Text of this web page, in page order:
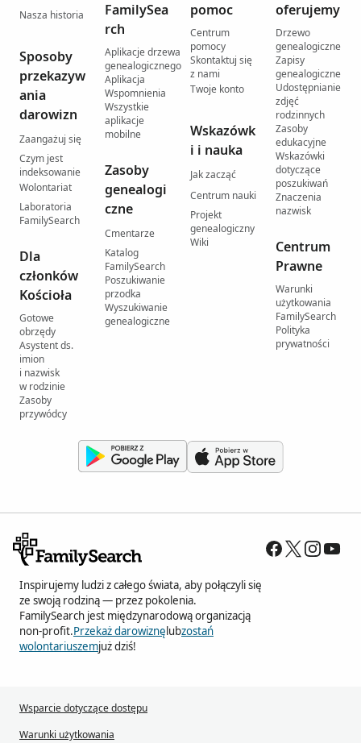
Nasza historia
Sposoby
przekazyw
ania
darowizn
Zaangażuj się
Czym jest
indeksowanie
Wolontariat
Laboratoria
FamilySearch
Dla
członków
Kościoła
Gotowe
obrzędy
Asystent ds.
imion
i nazwisk
w rodzinie
Zasoby
przywódcy
FamilySea
rch
Aplikacje drzewa
genealogicznego
Aplikacja
Wspomnienia
Wszystkie
aplikacje
mobilne
Zasoby
genealogi
czne
Cmentarze
Katalog
FamilySearch
Poszukiwanie
przodka
Wyszukiwanie
genealogiczne
pomoc
Centrum
pomocy
Skontaktuj się
z nami
Twoje konto
Wskazówk
i i nauka
Jak zacząć
Centrum nauki
Projekt
genealogiczny
Wiki
oferujemy
Drzewo
genealogiczne
Zapisy
genealogiczne
Udostępnianie
zdjęć
rodzinnych
Zasoby
edukacyjne
Wskazówki
dotyczące
poszukiwań
Znaczenia
nazwisk
Centrum
Prawne
Warunki
użytkowania
FamilySearch
Polityka
prywatności
Inspirujemy ludzi z całego świata, aby połączyli się
ze swoją rodziną — przez pokolenia.
FamilySearch jest międzynarodową organizacją
non-profit.Przekaż darowiznęlubzostań
wolontariuszemjuż dziś!
Wsparcie dotyczące dostępu
Warunki użytkowania